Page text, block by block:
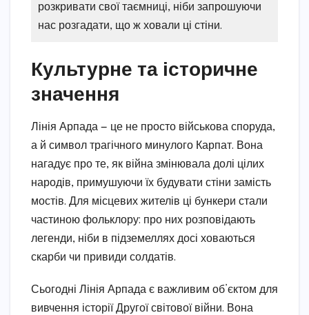
розкривати свої таємниці, ніби запрошуючи
нас розгадати, що ж ховали ці стіни.
Культурне та історичне
значення
Лінія Арпада — це не просто військова споруда,
а й символ трагічного минулого Карпат. Вона
нагадує про те, як війна змінювала долі цілих
народів, примушуючи їх будувати стіни замість
мостів. Для місцевих жителів ці бункери стали
частиною фольклору: про них розповідають
легенди, ніби в підземеллях досі ховаються
скарби чи привиди солдатів.
Сьогодні Лінія Арпада є важливим об’єктом для
вивчення історії Другої світової війни. Вона